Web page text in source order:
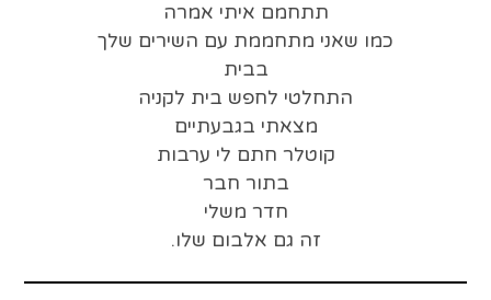
תתחמם איתי אמרה
כמו שאני מתחממת עם השירים שלך
בבית
התחלטי לחפש בית לקניה
מצאתי בגבעתיים
קוטלר חתם לי ערבות
בתור חבר
חדר משלי
זה גם אלבום שלו.